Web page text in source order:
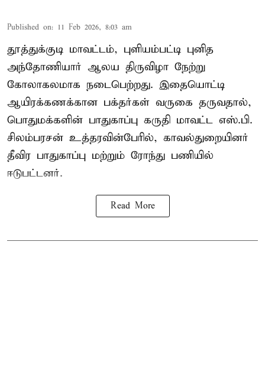
Published on: 11 Feb 2026, 8:03 am
தூத்துக்குடி மாவட்டம், புளியம்பட்டி புனித
அந்தோணியார் ஆலய திருவிழா நேற்று
கோலாகலமாக நடைபெற்றது. இதையொட்டி
ஆயிரக்கணக்கான பக்தர்கள் வருகை தருவதால்,
பொதுமக்களின் பாதுகாப்பு கருதி மாவட்ட எஸ்.பி.
சிலம்பரசன் உத்தரவின்பேரில், காவல்துறையினர்
தீவிர பாதுகாப்பு மற்றும் ரோந்து பணியில்
ஈடுபட்டனர்.
Read More